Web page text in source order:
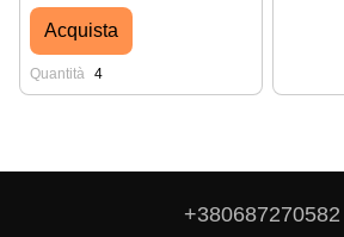
Acquista
Quantità 4
+380687270582